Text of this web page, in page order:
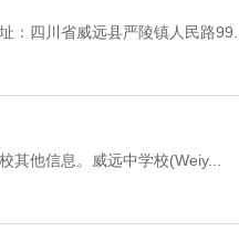
：四川省威远县严陵镇人民路99...
其他信息。威远中学校(Weiy...